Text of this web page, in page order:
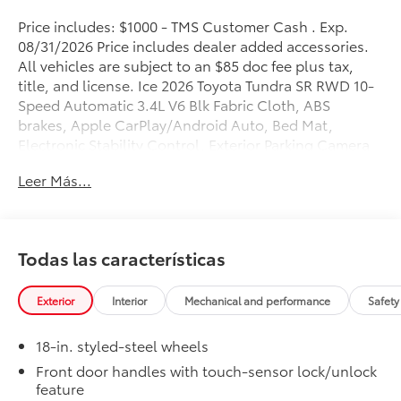
Price includes: $1000 - TMS Customer Cash . Exp.
08/31/2026 Price includes dealer added accessories.
All vehicles are subject to an $85 doc fee plus tax,
title, and license. Ice 2026 Toyota Tundra SR RWD 10-
Speed Automatic 3.4L V6 Blk Fabric Cloth, ABS
brakes, Apple CarPlay/Android Auto, Bed Mat,
Electronic Stability Control, Exterior Parking Camera
pressure warning, Remote keyless entry, SR Package,
Community and Innovation At Maverick Toyota, we’re
proud to be more than just a dealership — Maverick
Means More. We’re a bold new chapter in automotive
retail, rooted in family values, customer satisfaction,
and a commitment to doing things the right way. Born
from Vaughan Automotive’s Texas legacy and now
proudly serving Lemon Grove and the greater San
Leer Más...
Todas las características
Exterior Interior Mechanical and performance
18-in. styled-steel wheels
Front door handles with touch-sensor lock/unlock
feature